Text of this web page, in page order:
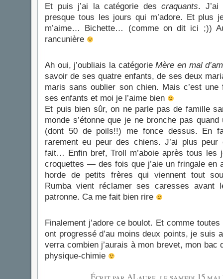
Et puis j’ai la catégorie des craquants. J’ai
presque tous les jours qui m’adore. Et plus
m’aime… Bichette… (comme on dit ici ;))
rancunière
Ah oui, j’oubliais la catégorieMère en mal
savoir de ses quatre enfants, de ses deux
maris sans oublier son chien. Mais c’est une
ses enfants et moi je l’aime bien
Et puis bien sûr, on ne parle pas de famille
monde s’étonne que je ne bronche pas
(dont 50 de poils!!) me fonce dessus. En
rarement eu peur des chiens. J’ai plus
fait… Enfin bref, Troll m’aboie après tous les
croquettes — des fois que j’aie un fringale en
horde de petits frères qui viennent tout
Rumba vient réclamer ses caresses avant
patronne. Ca me fait bien rire
Finalement j’adore ce boulot. Et comme
ont progressé d’au moins deux points, je suis
verra combien j’aurais à mon brevet, mon bac
physique-chimie